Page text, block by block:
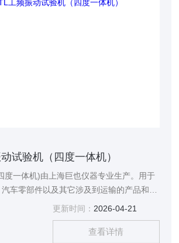
试验机（四度一体机）
度一体机)由上海巨也仪器专业生产。用于
车零部件以及其它涉及到运输的产品和货
境，检测其产品的耐振性能。
更新时间： 2026-04-21
查看详情